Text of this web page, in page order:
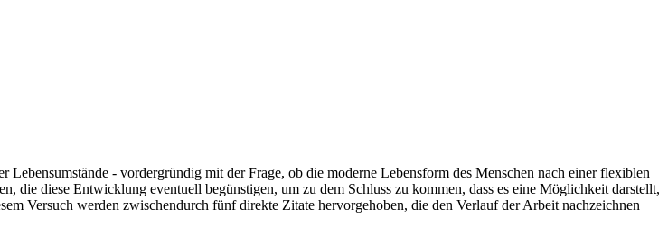
- vordergründig mit der Frage, ob die moderne Lebensform des Menschen nach einer flexiblen
die diese Entwicklung eventuell begünstigen, um zu dem Schluss zu kommen, dass es eine Möglichkeit darstellt,
Versuch werden zwischendurch fünf direkte Zitate hervorgehoben, die den Verlauf der Arbeit nachzeichnen